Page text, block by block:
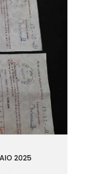
2025